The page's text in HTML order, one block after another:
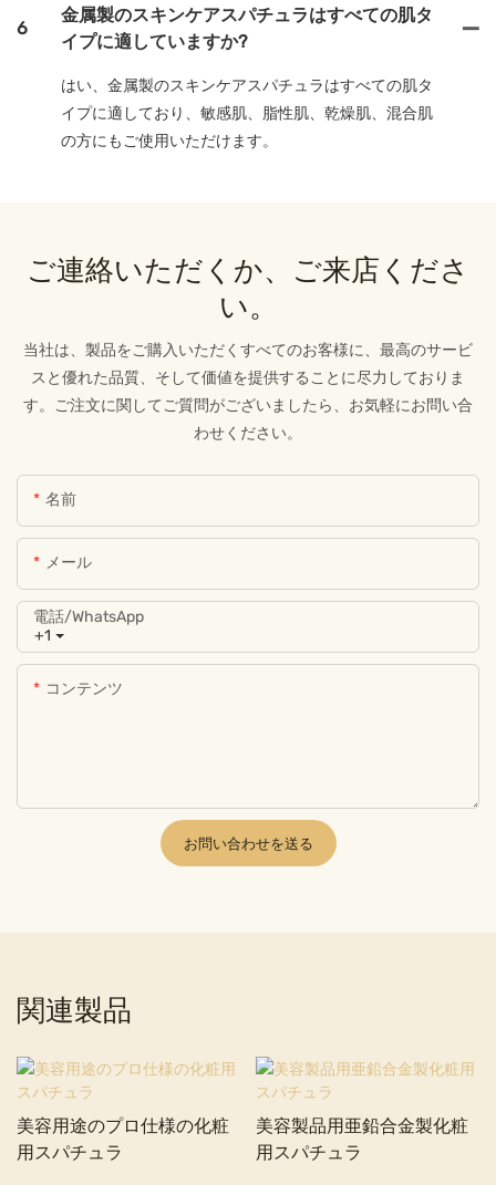
6
金属製のスキンケアスパチュラはすべての肌タ
イプに適していますか?
はい、金属製のスキンケアスパチュラはすべての肌タ
イプに適しており、敏感肌、脂性肌、乾燥肌、混合肌
の方にもご使用いただけます。
ご連絡いただくか、ご来店くださ
い。
当社は、製品をご購入いただくすべてのお客様に、最高のサービ
スと優れた品質、そして価値を提供することに尽力しておりま
す。ご注文に関してご質問がございましたら、お気軽にお問い合
わせください。
名前
メール
+1
電話/WhatsApp
コンテンツ
お問い合わせを送る
関連製品
美容用途のプロ仕様の化粧
用スパチュラ
美容製品用亜鉛合金製化粧
用スパチュラ